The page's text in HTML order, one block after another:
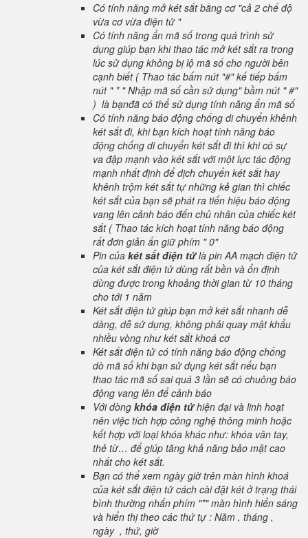
Có tính năng mở két sắt bằng cơ "cả 2 chế độ
vừa cơ vừa điện tử "
Có tính năng ẩn mã số trong quá trình sử
dụng giúp bạn khi thao tác mở két sắt ra trong
lúc sử dụng không bị lộ mã số cho người bên
cạnh biết ( Thao tác bấm nút "#" kế tiếp bấm
nút " * " Nhập mã số cần sử dụng" bầm nút " #"
) là bạnđã có thể sử dụng tính năng ẩn mã số
Có tính năng báo động chống di chuyển khênh
két sắt đi, khi bạn kích hoạt tính năng báo
động chống di chuyển két sắt đi thì khi có sự
va đập mạnh vào két sắt với một lực tác động
mạnh nhất định để dịch chuyển két sắt hay
khênh trộm két sắt tự những kẻ gian thì chiếc
két sắt của bạn sẽ phát ra tiến hiệu báo động
vang lên cảnh báo đến chủ nhân của chiếc két
sắt ( Thao tác kích hoạt tính năng báo động
rất đơn giản ấn giữ phím " 0"
Pin của két sắt điện tửlà pin AA mạch điện tử
của két sắt điện tử dùng rất bền và ổn định
dùng được trong khoảng thời gian từ 10 tháng
cho tới 1 năm
Két sắt điện tử giúp bạn mở két sắt nhanh dễ
dàng, dễ sử dụng, không phải quay mật khẩu
nhiều vòng như két sắt khoá cơ
Két sắt điện tử có tính năng báo động chống
dò mã số khi bạn sử dụng két sắt nếu bạn
thao tác mã số sai quá 3 lần sẽ có chuông báo
động vang lên để cảnh báo
Với dòng khóa điện tửhiện đại và linh hoạt
nên việc tích hợp công nghệ thông minh hoặc
kết hợp với loại khóa khác như: khóa vân tay,
thẻ từ… để giúp tăng khả năng bảo mật cao
nhất cho két sắt.
Bạn có thể xem ngày giờ trên màn hình khoá
của két sắt điện tử cách cài đặt két ở trạng thái
bình thường nhấn phím "*" màn hình hiển sáng
và hiển thị theo các thứ tự : Năm , tháng ,
ngày , thứ, giờ